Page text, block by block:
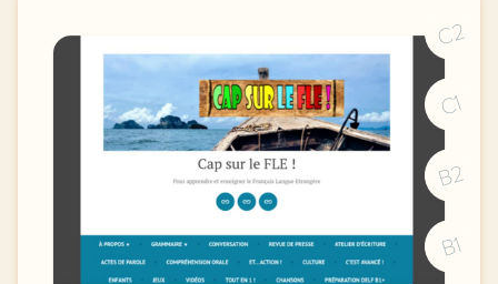
C2
C1
B2
B1